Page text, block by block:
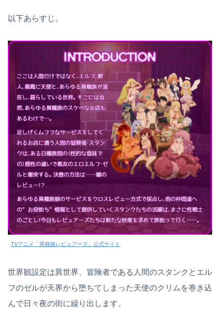
以下あらすじ。
TVアニメ「異種族レビュアーズ」公式サイト
世界観設定は異世界、冒険者である人間のスタンクとエル
フのゼルが天界から堕ちてしまった天使のクリムを巻き込
んで日々夜の街に繰り出します。